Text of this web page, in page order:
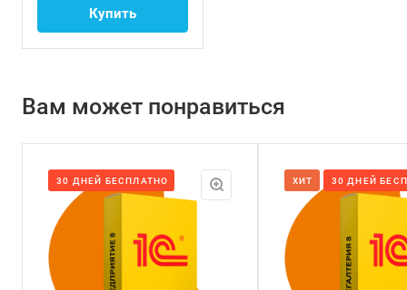
Купить
Вам может понравиться
30 ДНЕЙ БЕСПЛАТНО ХИТ 30 ДНЕЙ